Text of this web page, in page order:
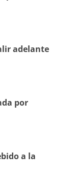
adelante
por
a la